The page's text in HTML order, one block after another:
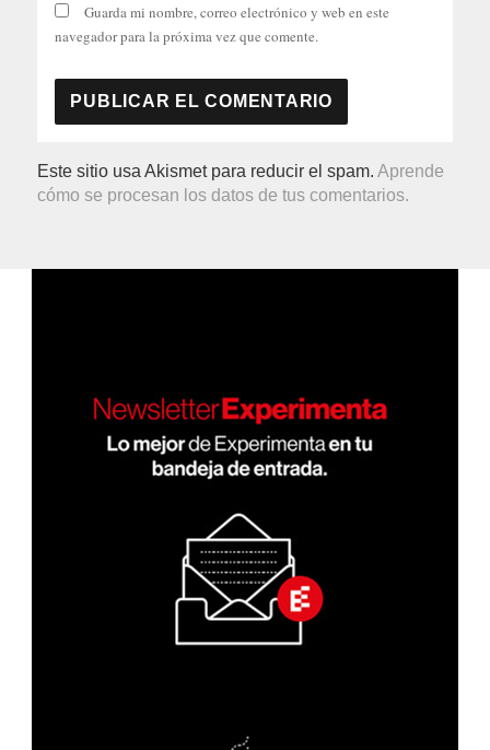
Guarda mi nombre, correo electrónico y web en este
navegador para la próxima vez que comente.
Este sitio usa Akismet para reducir el spam.Aprende
cómo se procesan los datos de tus comentarios.